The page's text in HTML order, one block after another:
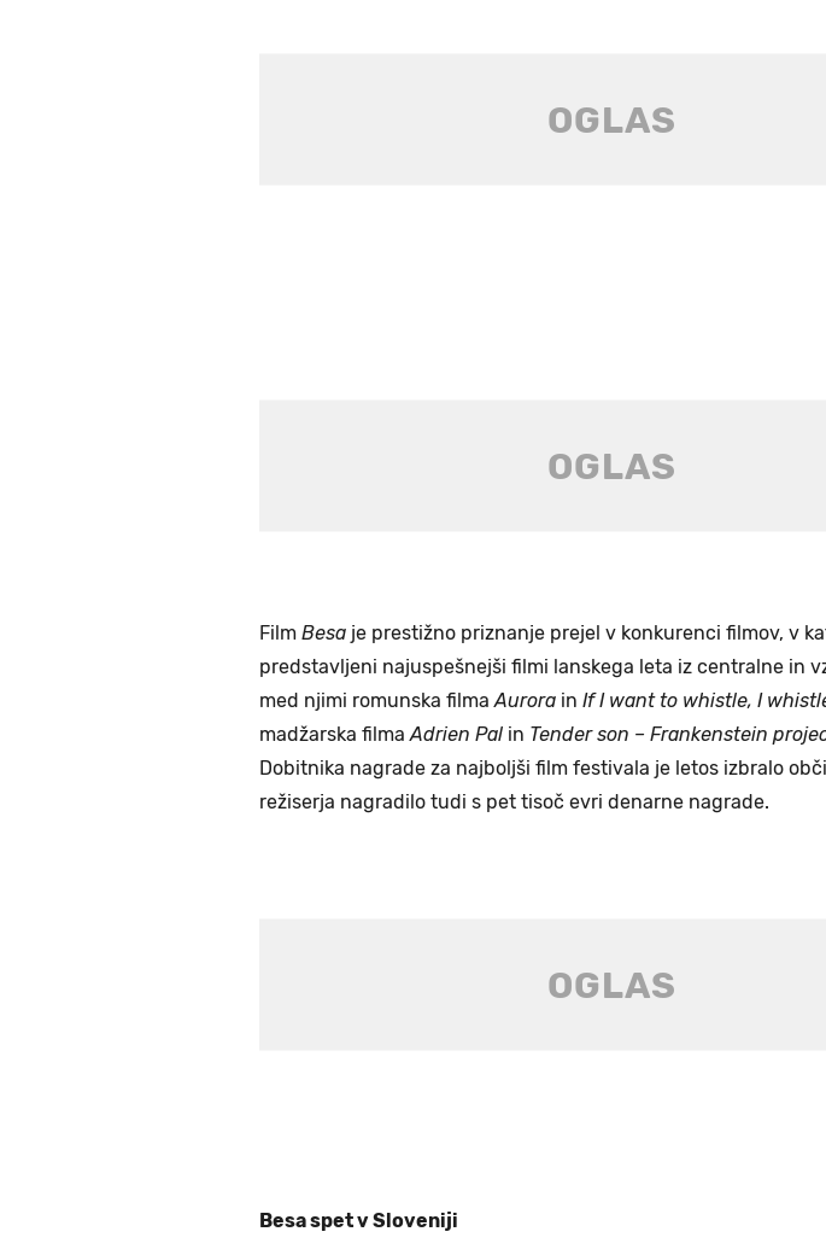
Film Besa je prestižno priznanje prejel v konkurenci filmov, v
predstavljeni najuspešnejši filmi lanskega leta iz centralne in
med njimi romunska filmaAurora in If I want to whistle, I
madžarska filmaAdrien Pal in Tender son – Frankenstein
Dobitnika nagrade za najboljši film festivala je letos izbralo
režiserja nagradilo tudi s pet tisoč evri denarne nagrade.
Besa spet v Sloveniji